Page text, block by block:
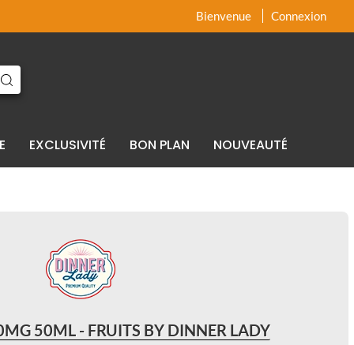
Bienvenue Connexion
EXCLUSIVITÉ BON PLAN NOUVEAUTÉ
50ML - FRUITS BY DINNER LADY
xx